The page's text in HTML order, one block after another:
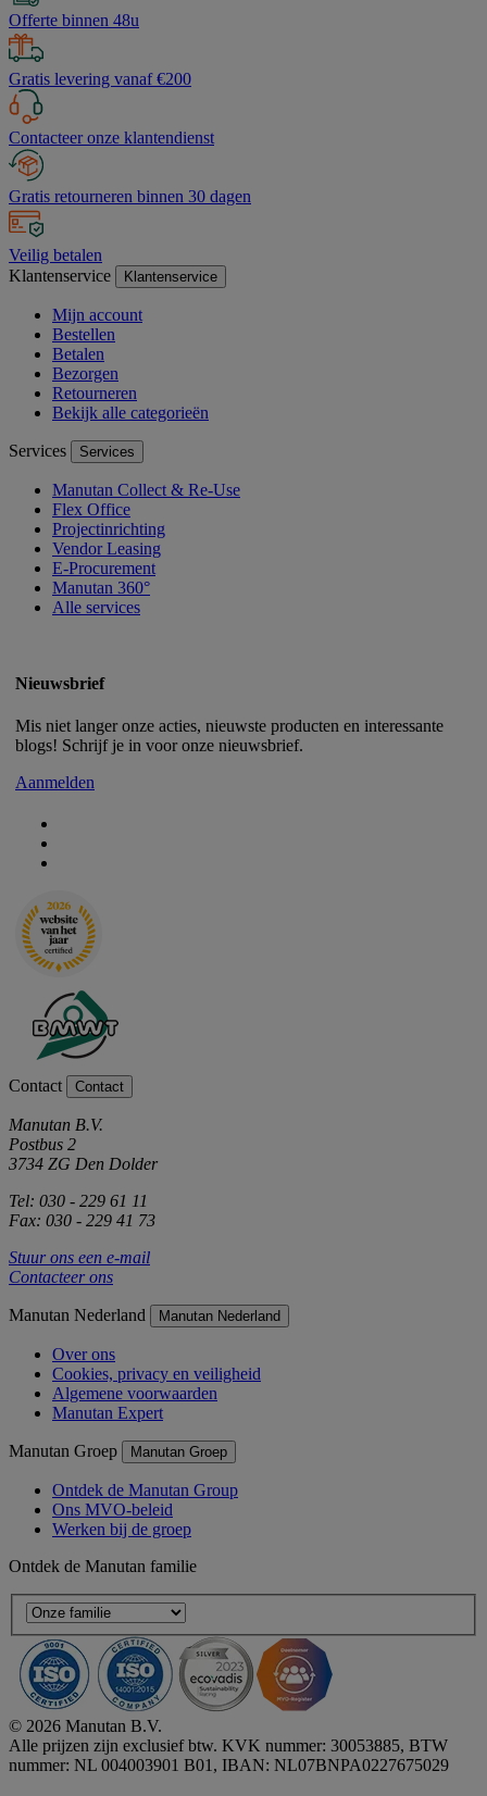
Offerte binnen 48u
Gratis levering vanaf €200
Contacteer onze klantendienst
Gratis retourneren binnen 30 dagen
Veilig betalen
Klantenservice
Klantenservice
Mijn account
Bestellen
Betalen
Bezorgen
Retourneren
Bekijk alle categorieën
Services Services
Manutan Collect & Re-Use
Flex Office
Projectinrichting
Vendor Leasing
E-Procurement
Manutan 360°
Alle services
Nieuwsbrief
Mis niet langer onze acties, nieuwste producten en interessante
blogs! Schrijf je in voor onze nieuwsbrief.
Aanmelden
Contact Contact
Manutan B.V.
Postbus 2
3734 ZG Den Dolder
Tel: 030 - 229 61 11
Fax: 030 - 229 41 73
Stuur ons een e-mail
Contacteer ons
Manutan Nederland Manutan Nederland
Over ons
Cookies, privacy en veiligheid
Algemene voorwaarden
Manutan Expert
Manutan Groep Manutan Groep
Ontdek de Manutan Group
Ons MVO-beleid
Werken bij de groep
Ontdek de Manutan familie
© 2026 Manutan B.V.
Alle prijzen zijn exclusief btw. KVK nummer: 30053885, BTW
nummer: NL 004003901 B01, IBAN: NL07BNPA0227675029